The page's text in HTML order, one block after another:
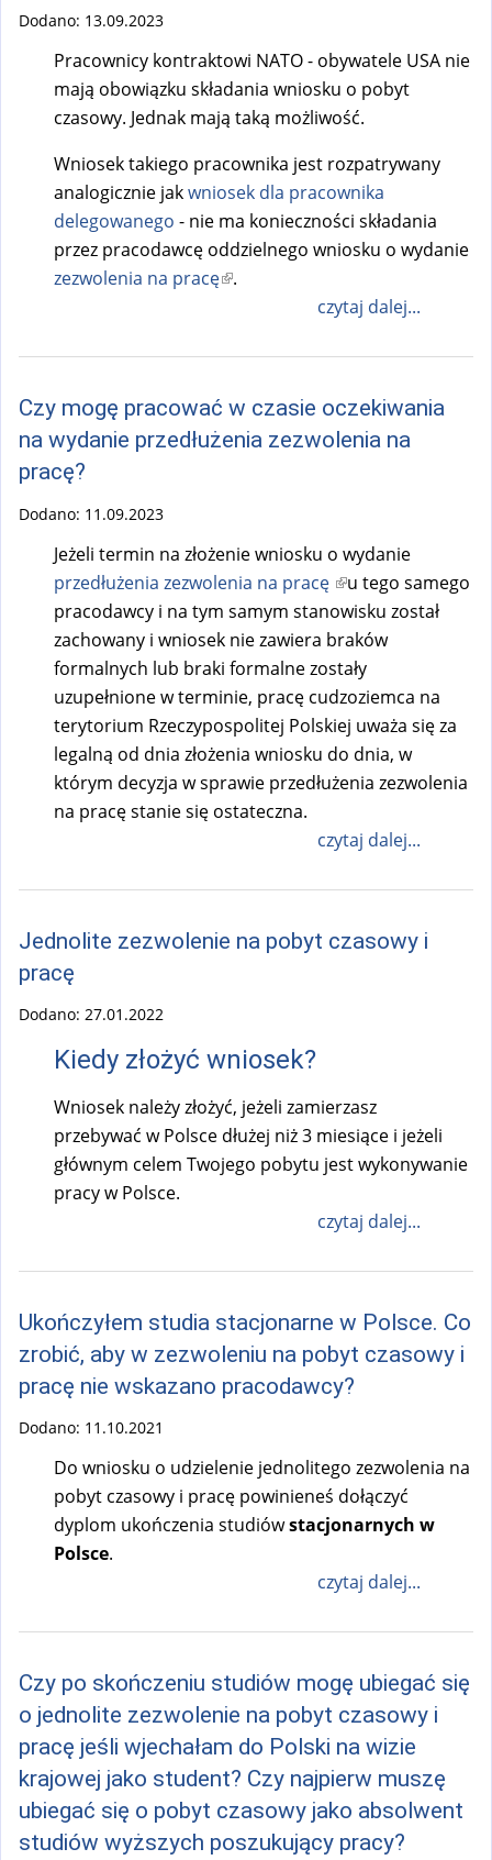
Dodano: 13.09.2023
Pracownicy kontraktowi NATO - obywatele USA nie
mają obowiązku składania wniosku o pobyt
czasowy. Jednak mają taką możliwość.
Wniosek takiego pracownika jest rozpatrywany
analogicznie jakwniosek dla pracownika
delegowanego - nie ma konieczności składania
przez pracodawcę oddzielnego wniosku o wydanie
zezwolenia na pracę(
n
i
s
e
r
n
a
l
)
.
czytaj dalej...
Czy mogę pracować w czasie oczekiwania
na wydanie przedłużenia zezwolenia na
pracę?
Dodano: 11.09.2023
Jeżeli termin na złożenie wniosku o wydanie
przedłużenia zezwolenia na pracę (
l
i
n
k
i
s
e
t
r
a
u tego samego
pracodawcy i na tym samym stanowisku został
zachowany i wniosek nie zawiera braków
formalnych lub braki formalne zostały
uzupełnione w terminie, pracę cudzoziemca na
terytorium Rzeczypospolitej Polskiej uważa się za
legalną od dnia złożenia wniosku do dnia, w
którym decyzja w sprawie przedłużenia zezwolenia
na pracę stanie się ostateczna.
czytaj dalej...
Jednolite zezwolenie na pobyt czasowy i
pracę
Dodano: 27.01.2022
Kiedy złożyć wniosek?
Wniosek należy złożyć, jeżeli zamierzasz
przebywać w Polsce dłużej niż 3 miesiące i jeżeli
głównym celem Twojego pobytu jest wykonywanie
pracy w Polsce.
czytaj dalej...
Ukończyłem studia stacjonarne w Polsce. Co
zrobić, aby w zezwoleniu na pobyt czasowy i
pracę nie wskazano pracodawcy?
Dodano: 11.10.2021
Do wniosku o udzielenie jednolitego zezwolenia na
pobyt czasowy i pracę powinieneś dołączyć
dyplom ukończenia studiówstacjonarnych w
Polsce.
czytaj dalej...
Czy po skończeniu studiów mogę ubiegać się
o jednolite zezwolenie na pobyt czasowy i
pracę jeśli wjechałam do Polski na wizie
krajowej jako student? Czy najpierw muszę
ubiegać się o pobyt czasowy jako absolwent
studiów wyższych poszukujący pracy?